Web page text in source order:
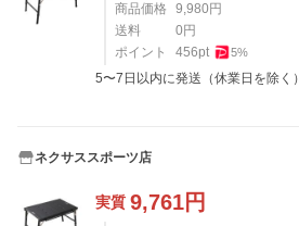
商品価格 9,980 円
送料
0 円
ポイント
456pt 5%
5〜7日以内に発送（休業日を除く）
ネクサススポーツ店
実質 9,761円